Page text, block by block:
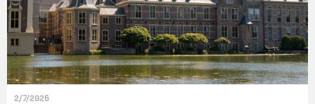
2/7/2026